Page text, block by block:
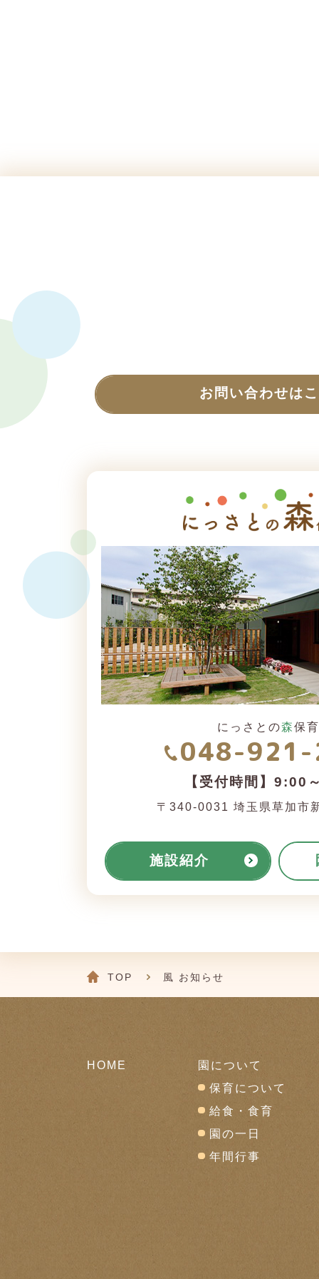
お問い合わせは
にっさとの森保
048-921-
【受付時間】9:00
〒340-0031 埼玉県草加市
施設紹介
TOP 風 お知らせ
HOME
園について
保育について
給食・食育
園の一日
年間行事